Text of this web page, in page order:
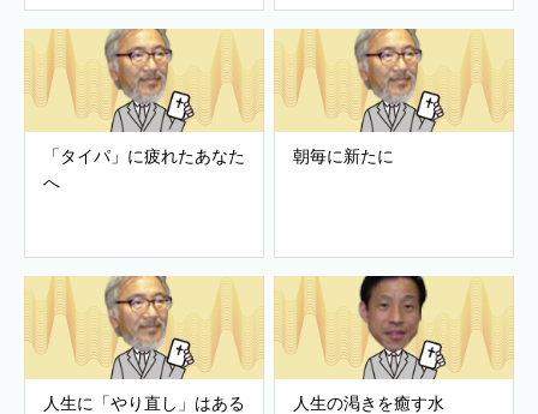
「タイパ」に疲れたあなた
へ
朝毎に新たに
人生に「やり直し」はある
人生の渇きを癒す水